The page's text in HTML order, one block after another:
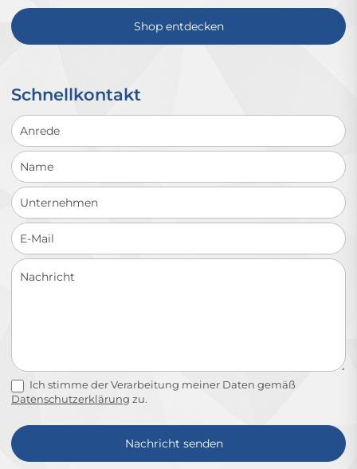
Shop entdecken
Schnellkontakt
Schnellkontakt
Ich stimme der Verarbeitung meiner Daten gemäß
Datenschutzerklärung zu.
Nachricht senden